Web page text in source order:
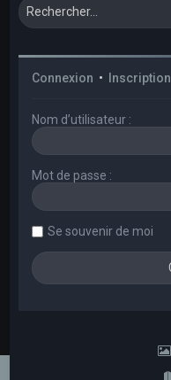
Connexion • Inscription
Nom d’utilisateur :
Mot de passe :
Se souvenir de moi